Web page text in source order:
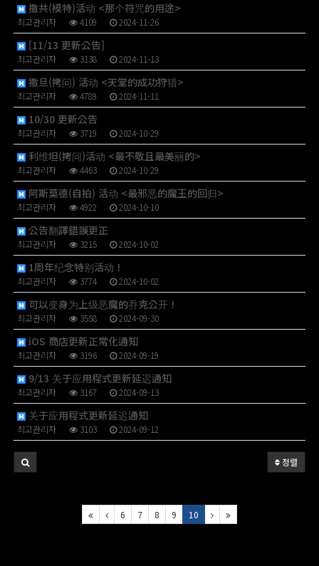
撒共(模特)活动 <那个符咒的用途>
최고관리자 4109 2024-11-26
[11/13 更新公告]
최고관리자 3138 2024-11-13
撒旦(拷问) 活动 <天堂的成功狩猎>
최고관리자 4789 2024-11-11
10/30 更新公告
최고관리자 3719 2024-10-29
利维坦(拷问)活动 <最不敬且最美丽的>
최고관리자 4463 2024-10-29
阿斯莫德(自拍) 活动 <最邪恶的魔王的回归>
최고관리자 4922 2024-10-10
公告翻譯錯誤更正
최고관리자 3215 2024-10-02
1周年纪念特别活动！
최고관리자 3774 2024-10-02
可以变身为上级恶魔的乔克公开！
최고관리자 3558 2024-09-30
iOS 商店更新正常化通知
최고관리자 3196 2024-09-19
9/13 关于应用程式更新延迟通知
최고관리자 3167 2024-09-13
关于应用程式更新延迟通知
최고관리자 3103 2024-09-12
정렬
6 7 8 9 10